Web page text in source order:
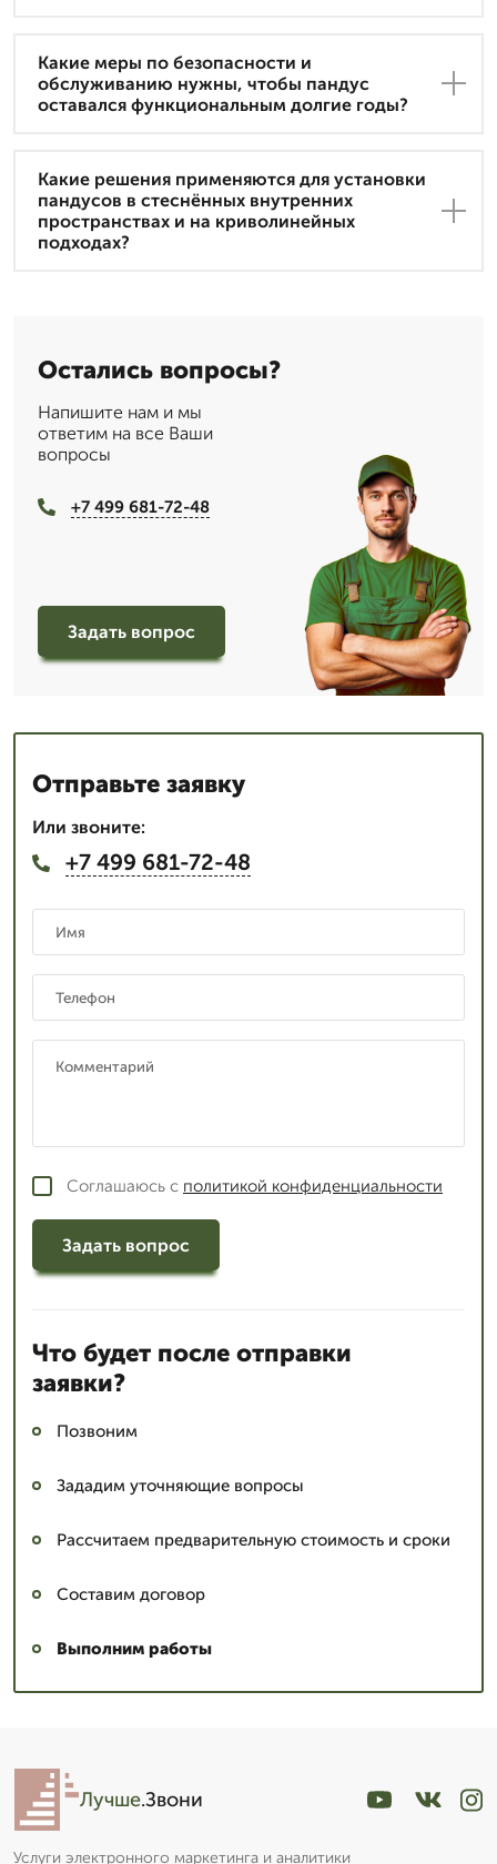
Какие меры по безопасности и
обслуживанию нужны, чтобы пандус
оставался функциональным долгие годы?
Какие решения применяются для установки
пандусов в стеснённых внутренних
пространствах и на криволинейных
подходах?
Остались вопросы?
Напишите нам и мы
ответим на все Ваши
вопросы
+7 499 681-72-48
Задать вопрос
Отправьте заявку
Или звоните:
+7 499 681-72-48
Соглашаюсь с политикой конфиденциальности
Задать вопрос
Что будет после отправки
заявки?
Позвоним
Зададим уточняющие вопросы
Рассчитаем предварительную стоимость и сроки
Составим договор
Выполним работы
Лучше.Звони
Услуги электронного маркетинга и аналитики